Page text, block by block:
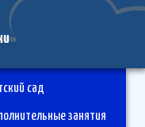
сад
занятия